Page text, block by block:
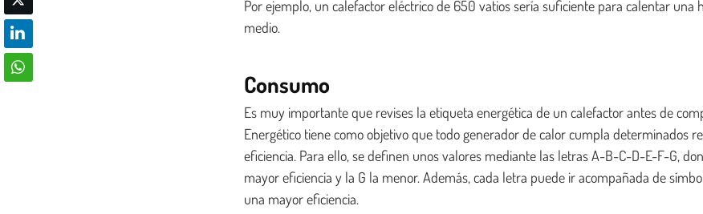
Por ejemplo, un calefactor eléctrico de 650 vatios sería suficiente para calentar una
medio.
Consumo
Es muy importante que revises la etiqueta energética de un calefactor antes de
Energético tiene como objetivo que todo generador de calor cumpla determinados
eficiencia. Para ello, se definen unos valores mediante las letras A-B-C-D-E-F-G,
mayor eficiencia y la G la menor. Además, cada letra puede ir acompañada de
una mayor eficiencia.